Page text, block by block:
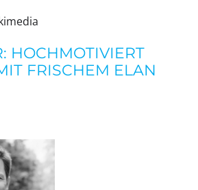
HOCHMOTIVIERT
FRISCHEM ELAN